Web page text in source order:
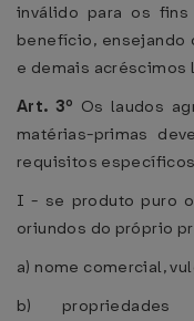
inválido para os
benefício, ensejando
e demais acréscimos
Art. 3º Os laudos
matérias-primas
requisitos
I - se produto puro
oriundos do próprio
a) nome comercial,
b) propriedades